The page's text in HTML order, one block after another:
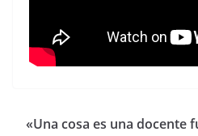
«Una cosa es una docente